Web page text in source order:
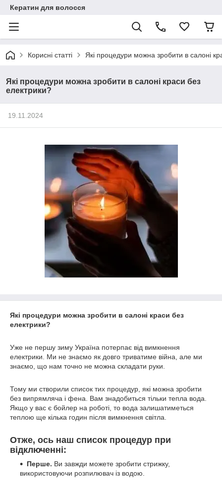
Кератин для волосся
Корисні статті Які процедури можна зробити в салоні
Які процедури можна зробити в салоні краси без
електрики?
19.11.2024
Які процедури можна зробити в салоні краси без
електрики?
Уже не першу зиму Україна потерпає від вимкнення
електрики. Ми не знаємо як довго триватиме війна, але ми
знаємо, що нам точно не можна складати руки.
Тому ми створили список тих процедур, які можна зробити
без випрямляча і фена. Вам знадобиться тільки тепла вода.
Якщо у вас є бойлер на роботі, то вода залишатиметься
теплою ще кілька годин після вимкнення світла.
Отже, ось наш список процедур при
відключенні:
Перше. Ви завжди можете зробити стрижку,
використовуючи розпилювач із водою.